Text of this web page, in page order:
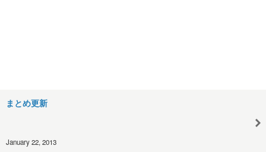
まとめ更新
January 22, 2013